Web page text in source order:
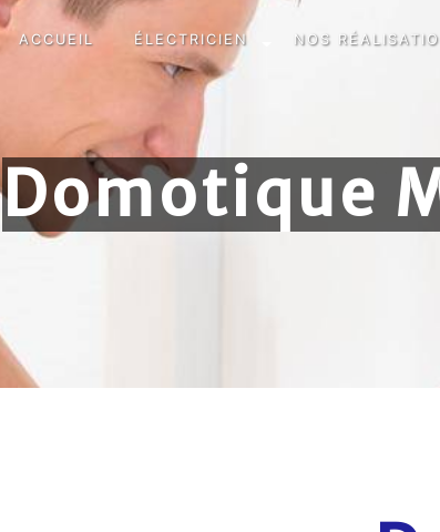
ACCUEIL ÉLECTRICIEN NOS
Domotique